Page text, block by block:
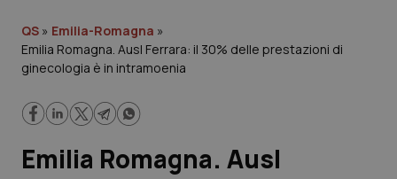
Governo e Parlamento
Regioni e Asl
Lavoro e Professioni
QS » Emilia-Romagna »
Emilia Romagna. Ausl Ferrara: il 30% delle prestazioni di
ginecologia è in intramoenia
Emilia Romagna. Ausl